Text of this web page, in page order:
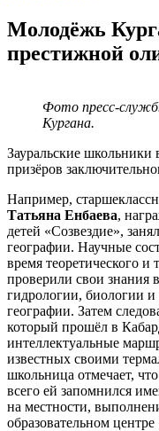
Молодёжь
престижной
Фото пресс-
Кургана.
Зауральские школьники
призёров
Например,
Татьяна Енбаева,
детей «Созвездие»,
географии. Научные
время теоретического и
проверили свои знания
гидрологии, биологии
географии. Затем
который прошёл в
интеллектуальные
известных своими
школьница отмечает,
всего ей запомнился
на местности,
образовательном